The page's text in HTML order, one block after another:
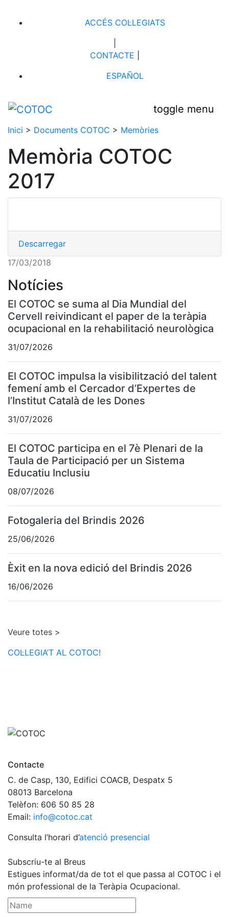
ACCÉS COL·LEGIATS
CONTACTE
ESPAÑOL
toggle menu
Inici > Documents COTOC > Memòries
Memòria COTOC
2017
Descarregar
17/03/2018
Notícies
El COTOC se suma al Dia Mundial del
Cervell reivindicant el paper de la teràpia
ocupacional en la rehabilitació neurològica
31/07/2026
El COTOC impulsa la visibilització del talent
femení amb el Cercador d’Expertes de
l’Institut Català de les Dones
31/07/2026
El COTOC participa en el 7è Plenari de la
Taula de Participació per un Sistema
Educatiu Inclusiu
08/07/2026
Fotogaleria del Brindis 2026
25/06/2026
Èxit en la nova edició del Brindis 2026
16/06/2026
Veure totes >
COL·LEGIA’T AL COTOC!
Contacte
C. de Casp, 130, Edifici COACB, Despatx 5
08013 Barcelona
Telèfon: 606 50 85 28
Email: info@cotoc.cat
Consulta l’horari d’atenció presencial
Subscriu-te al Breus
Estigues informat/da de tot el que passa al COTOC i el
món professional de la Teràpia Ocupacional.